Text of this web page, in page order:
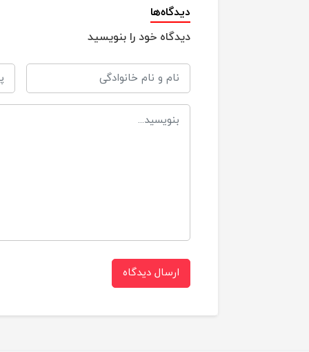
دیدگاه‌ها
دیدگاه خود را بنویسید
ارسال دیدگاه